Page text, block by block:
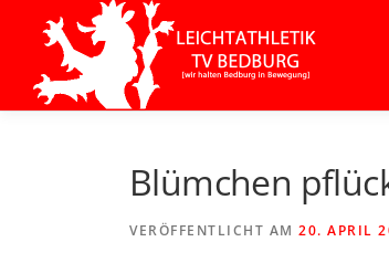
Inhalt
springen
Blümchen
VERÖFFENTLICHT AM 20. APRIL